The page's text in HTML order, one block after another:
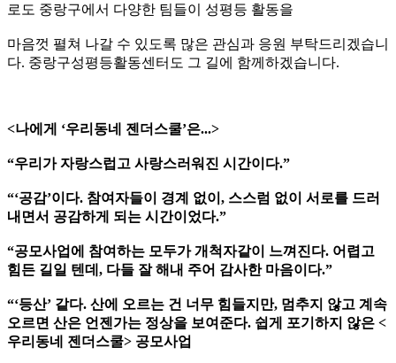
로도 중랑구에서 다양한 팀들이 성평등 활동을
마음껏 펼쳐 나갈 수 있도록 많은 관심과 응원 부탁드리겠습니
다. 중랑구성평등활동센터도 그 길에 함께하겠습니다.
<나에게 ‘우리동네 젠더스쿨’은...>
“우리가 자랑스럽고 사랑스러워진 시간이다.”
“‘공감’이다. 참여자들이 경계 없이, 스스럼 없이 서로를 드러
내면서 공감하게 되는 시간이었다.”
“공모사업에 참여하는 모두가 개척자같이 느껴진다. 어렵고
힘든 길일 텐데, 다들 잘 해내 주어 감사한 마음이다.”
“‘등산’ 같다. 산에 오르는 건 너무 힘들지만, 멈추지 않고 계속
오르면 산은 언젠가는 정상을 보여준다. 쉽게 포기하지 않은 <
우리동네 젠더스쿨> 공모사업